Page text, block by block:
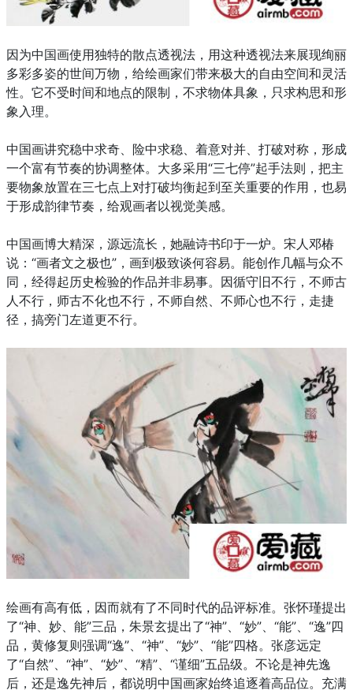
因为中国画使用独特的散点透视法，用这种透视法来展现绚丽
多彩多姿的世间万物，给绘画家们带来极大的自由空间和灵活
性。它不受时间和地点的限制，不求物体具象，只求构思和形
象入理。
中国画讲究稳中求奇、险中求稳、着意对并、打破对称，形成
一个富有节奏的协调整体。大多采用“三七停”起手法则，把主
要物象放置在三七点上对打破均衡起到至关重要的作用，也易
于形成韵律节奏，给观画者以视觉美感。
中国画博大精深，源远流长，她融诗书印于一炉。宋人邓椿
说：“画者文之极也”，画到极致谈何容易。能创作几幅与众不
同，经得起历史检验的作品并非易事。因循守旧不行，不师古
人不行，师古不化也不行，不师自然、不师心也不行，走捷
径，搞旁门左道更不行。
绘画有高有低，因而就有了不同时代的品评标准。张怀瑾提出
了“神、妙、能”三品，朱景玄提出了“神”、“妙”、“能”、“逸”四
品，黄修复则强调“逸”、“神”、“妙”、“能”四格。张彦远定
了“自然”、“神”、“妙”、“精”、“谨细”五品级。不论是神先逸
后，还是逸先神后，都说明中国画家始终追逐着高品位。充满